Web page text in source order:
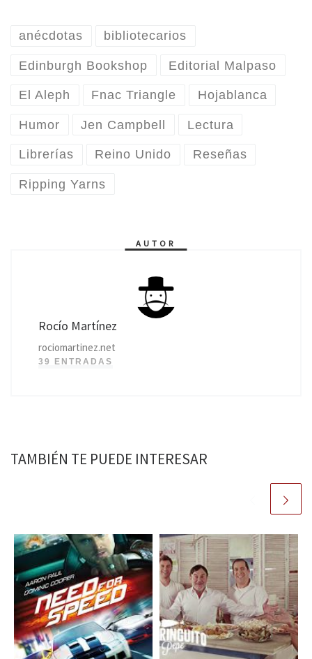
anécdotas bibliotecarios
Edinburgh Bookshop Editorial Malpaso
El Aleph Fnac Triangle Hojablanca
Humor Jen Campbell Lectura
Librerías Reino Unido Reseñas
Ripping Yarns
AUTOR
Rocío Martínez
rociomartinez.net
39 ENTRADAS
TAMBIÉN TE PUEDE INTERESAR